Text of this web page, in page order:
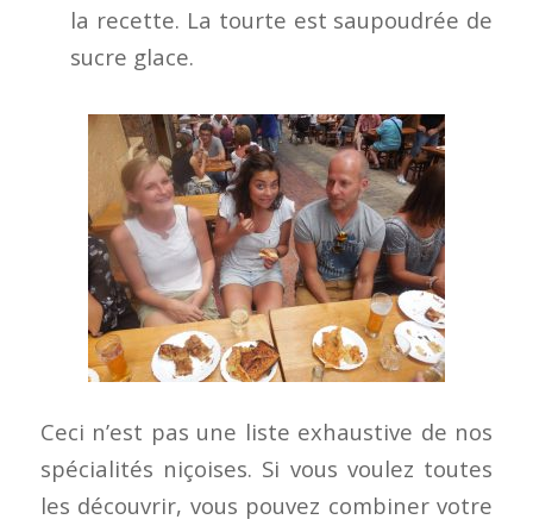
la recette. La tourte est saupoudrée de
sucre glace.
Ceci n’est pas une liste exhaustive de nos
spécialités niçoises. Si vous voulez toutes
les découvrir, vous pouvez combiner votre